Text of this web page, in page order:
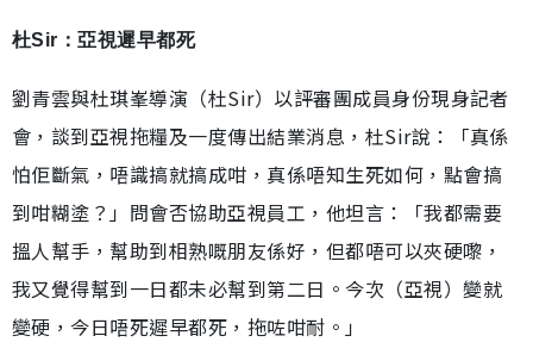
杜Sir：亞視遲早都死
劉青雲與杜琪峯導演（杜Sir）以評審團成員身份現身記者
會，談到亞視拖糧及一度傳出結業消息，杜Sir說：「真係
怕佢斷氣，唔識搞就搞成咁，真係唔知生死如何，點會搞
到咁糊塗？」問會否協助亞視員工，他坦言：「我都需要
搵人幫手，幫助到相熟嘅朋友係好，但都唔可以夾硬嚟，
我又覺得幫到一日都未必幫到第二日。今次（亞視）變就
變硬，今日唔死遲早都死，拖咗咁耐。」